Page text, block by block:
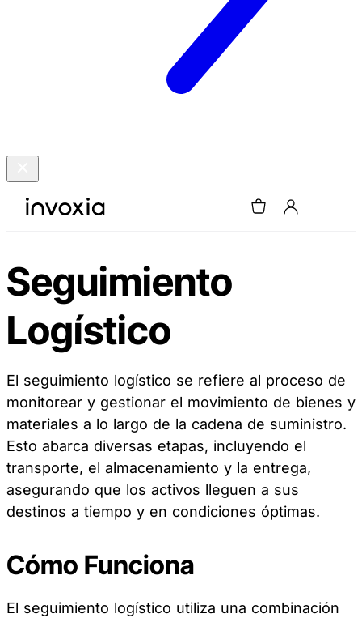
Seguimiento
Logístico
El seguimiento logístico se refiere al proceso de
monitorear y gestionar el movimiento de bienes y
materiales a lo largo de la cadena de suministro.
Esto abarca diversas etapas, incluyendo el
transporte, el almacenamiento y la entrega,
asegurando que los activos lleguen a sus
destinos a tiempo y en condiciones óptimas.
Cómo Funciona
El seguimiento logístico utiliza una combinación